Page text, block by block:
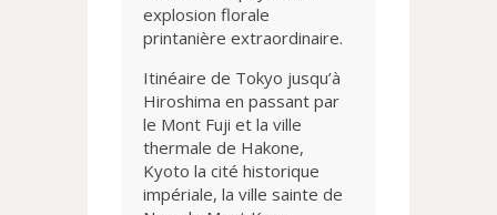
explosion florale
printanière extraordinaire.
Itinéaire de Tokyo jusqu’à
Hiroshima en passant par
le Mont Fuji et la ville
thermale de Hakone,
Kyoto la cité historique
impériale, la ville sainte de